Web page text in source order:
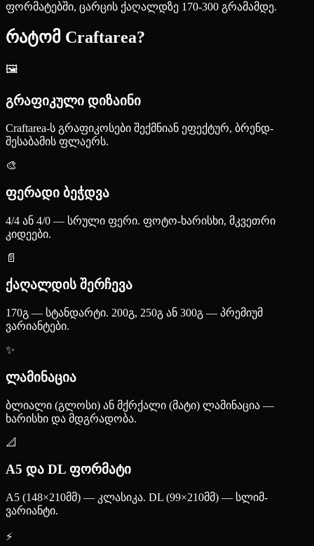
ფორმატებში, ცარცის ქაღალდზე 170-300 გრამამდე.
რატომ Craftarea?
🖼️
გრაფიკული დიზაინი
Craftarea-ს გრაფიკოსები შექმნიან ეფექტურ, ბრენდ-
შესაბამის ფლაერს.
🎨
ფერადი ბეჭდვა
4/4 ან 4/0 — სრული ფერი. ფოტო-ხარისხი, მკვეთრი
კიდეები.
📄
ქაღალდის შერჩევა
170გ — სტანდარტი. 200გ, 250გ ან 300გ — პრემიუმ
ვარიანტები.
✨
ლამინაცია
ბლიალი (გლოსი) ან მქრქალი (მატი) ლამინაცია —
ხარისხი და მდგრადობა.
📐
A5 და DL ფორმატი
A5 (148×210მმ) — კლასიკა. DL (99×210მმ) — სლიმ-
ვარიანტი.
⚡